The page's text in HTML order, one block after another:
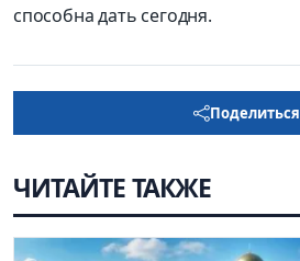
способна дать сегодня.
Поделиться
ЧИТАЙТЕ ТАКЖЕ